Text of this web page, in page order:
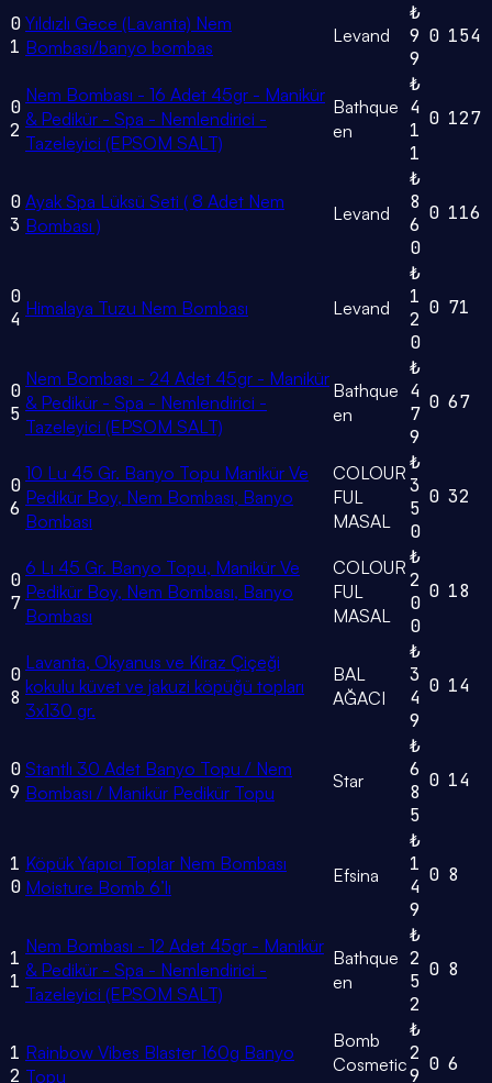
0
1
Yıldızlı Gece (Lavanta) Nem
Bombası/banyo bombas
Levand
₺
9
9
0 154
0
2
Nem Bombası - 16 Adet 45gr - Manikür
& Pedikür - Spa - Nemlendirici -
Tazeleyici (EPSOM SALT)
Bathque
en
₺
4
1
1
0 127
0
3
Ayak Spa Lüksü Seti ( 8 Adet Nem
Bombası )
Levand
₺
8
6
0
0 116
0
4 Himalaya Tuzu Nem Bombası Levand
₺
1
2
0
0 71
0
5
Nem Bombası - 24 Adet 45gr - Manikür
& Pedikür - Spa - Nemlendirici -
Tazeleyici (EPSOM SALT)
Bathque
en
₺
4
7
9
0 67
0
6
10 Lu 45 Gr. Banyo Topu Manikür Ve
Pedikür Boy, Nem Bombası, Banyo
Bombası
COLOUR
FUL
MASAL
₺
3
5
0
0 32
0
7
6 Lı 45 Gr. Banyo Topu, Manikür Ve
Pedikür Boy, Nem Bombası, Banyo
Bombası
COLOUR
FUL
MASAL
₺
2
0
0
0 18
0
8
Lavanta, Okyanus ve Kiraz Çiçeği
kokulu küvet ve jakuzi köpüğü topları
3x130 gr.
BAL
AĞACI
₺
3
4
9
0 14
0
9
Stantlı 30 Adet Banyo Topu / Nem
Bombası / Manikür Pedikür Topu
Star
₺
6
8
5
0 14
1
0
Köpük Yapıcı Toplar Nem Bombası
Moisture Bomb 6’lı
Efsina
₺
1
4
9
0 8
1
1
Nem Bombası - 12 Adet 45gr - Manikür
& Pedikür - Spa - Nemlendirici -
Tazeleyici (EPSOM SALT)
Bathque
en
₺
2
5
2
0 8
1
2
Rainbow Vibes Blaster 160g Banyo
Topu
Bomb
Cosmetic
₺
2
9
0 6